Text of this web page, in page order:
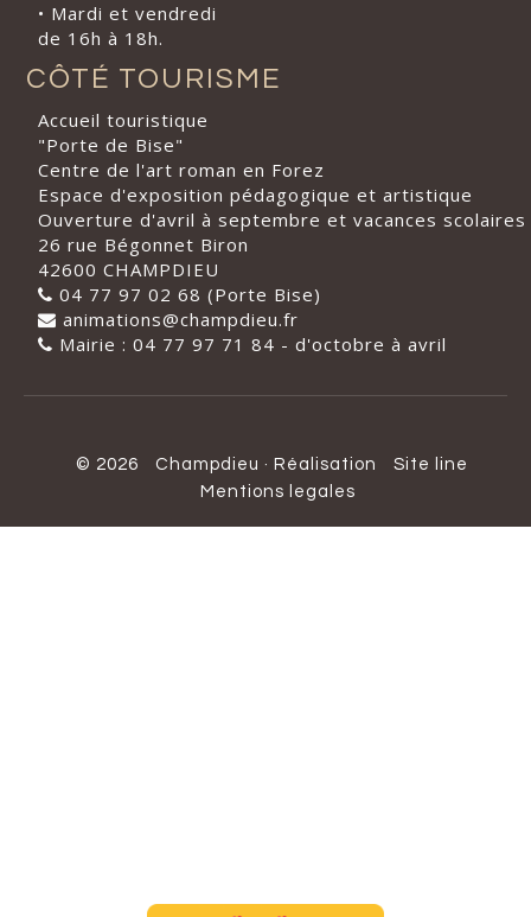
• Mardi et vendredi
de 16h à 18h.
CÔTÉ TOURISME
Accueil touristique
"Porte de Bise"
Centre de l'art roman en Forez
Espace d'exposition pédagogique et artistique
Ouverture d'avril à septembre et vacances scolaires
26 rue Bégonnet Biron
42600 CHAMPDIEU
04 77 97 02 68 (Porte Bise)
animations@champdieu.fr
Mairie : 04 77 97 71 84 - d'octobre à avril
© 2026 Champdieu · Réalisation
Site line
Mentions legales